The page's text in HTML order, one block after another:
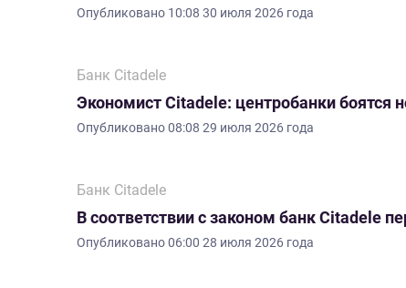
Опубликовано 10:08 30 июля 2026 года
Банк Citadele
Экономист Citadele: центробанки боятся
Опубликовано08:08 29 июля 2026 года
Банк Citadele
В соответствии с законом банк Citadele
Опубликовано06:00 28 июля 2026 года